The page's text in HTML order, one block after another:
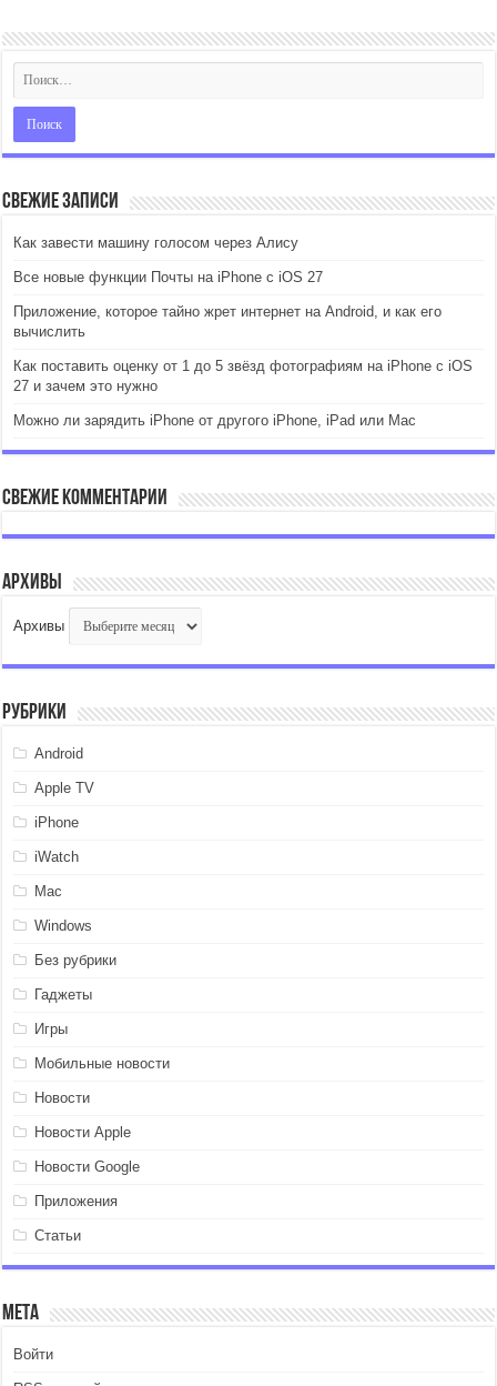
Свежие записи
Как завести машину голосом через Алису
Все новые функции Почты на iPhone с iOS 27
Приложение, которое тайно жрет интернет на Android, и как его
вычислить
Как поставить оценку от 1 до 5 звёзд фотографиям на iPhone с iOS
27 и зачем это нужно
Можно ли зарядить iPhone от другого iPhone, iPad или Mac
Свежие комментарии
Архивы
Архивы
Рубрики
Android
Apple TV
iPhone
iWatch
Mac
Windows
Без рубрики
Гаджеты
Игры
Мобильные новости
Новости
Новости Apple
Новости Google
Приложения
Статьи
Мета
Войти